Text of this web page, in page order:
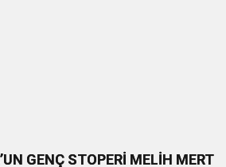
GENÇ STOPERİ MELİH MERT